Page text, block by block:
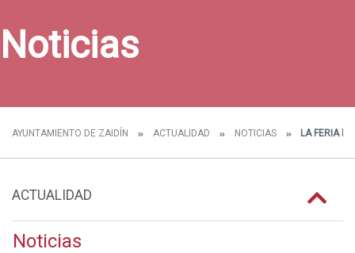
Noticias
AYUNTAMIENTO DE ZAIDÍN ACTUALIDAD NOTICIAS LA FERIA
ACTUALIDAD
Noticias